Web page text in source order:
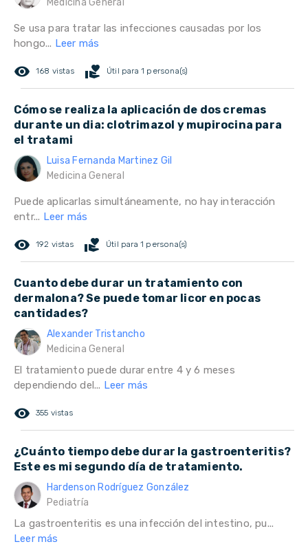
Medicina General
Se usa para tratar las infecciones causadas por los
hongo... Leer más
remove_red_eye 168 vistas volunteer_activism Útil para 1 persona(s)
Cómo se realiza la aplicación de dos cremas
durante un dia: clotrimazol y mupirocina para
el tratami
Luisa Fernanda Martinez Gil
Medicina General
Puede aplicarlas simultáneamente, no hay interacción
entr... Leer más
remove_red_eye 192 vistas volunteer_activism Útil para 1 persona(s)
Cuanto debe durar un tratamiento con
dermalona? Se puede tomar licor en pocas
cantidades?
Alexander Tristancho
Medicina General
El tratamiento puede durar entre 4 y 6 meses
dependiendo del... Leer más
remove_red_eye 355 vistas
¿Cuánto tiempo debe durar la gastroenteritis?
Este es mi segundo día de tratamiento.
Hardenson Rodríguez González
Pediatría
La gastroenteritis es una infección del intestino, pu...
Leer más